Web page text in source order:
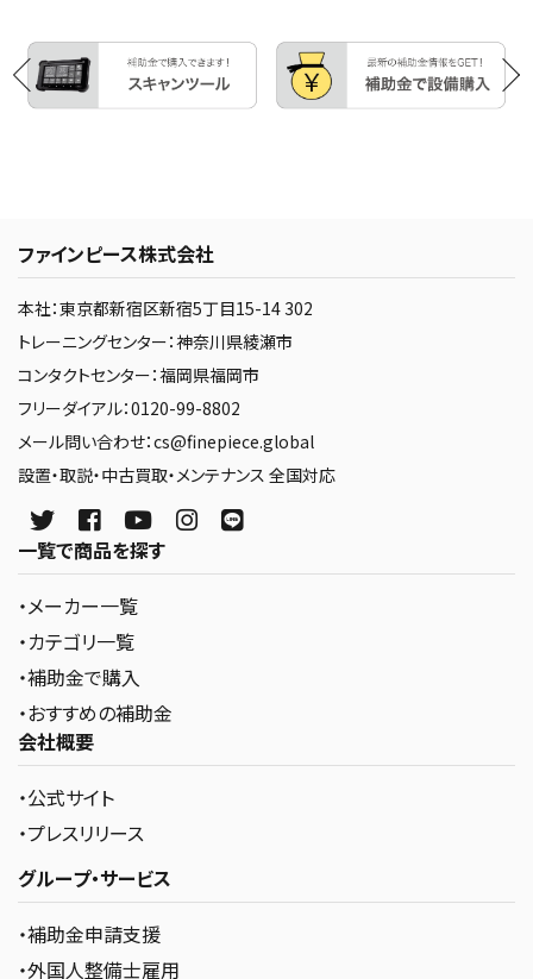
ファインピース株式会社
本社：東京都新宿区新宿5丁目15-14 302
トレーニングセンター：神奈川県綾瀬市
コンタクトセンター：福岡県福岡市
フリーダイアル：0120-99-8802
メール問い合わせ：cs@finepiece.global
設置・取説・中古買取・メンテナンス 全国対応
一覧で商品を探す
・メーカー一覧
・カテゴリ一覧
・補助金で購入
・おすすめの補助金
会社概要
・公式サイト
・プレスリリース
グループ・サービス
・補助金申請支援
・外国人整備士雇用